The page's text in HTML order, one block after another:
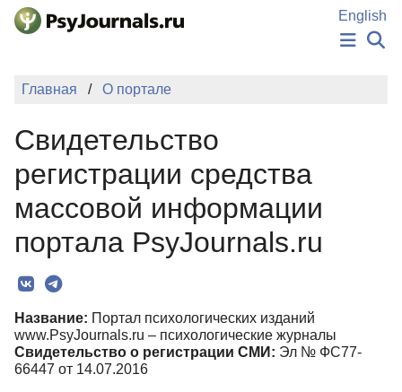
Перейти к основному содержанию
English
НОВОСТИ
ПОДАТЬ РУКОПИСЬ
КЛЮЧЕВЫЕ СЛОВА
Регистрация
Вход
Главная О портале
Свидетельство
регистрации средства
массовой информации
портала PsyJournals.ru
Название: Портал психологических изданий
www.PsyJournals.ru – психологические журналы
Свидетельство о регистрации СМИ: Эл № ФС77-
66447 от 14.07.2016